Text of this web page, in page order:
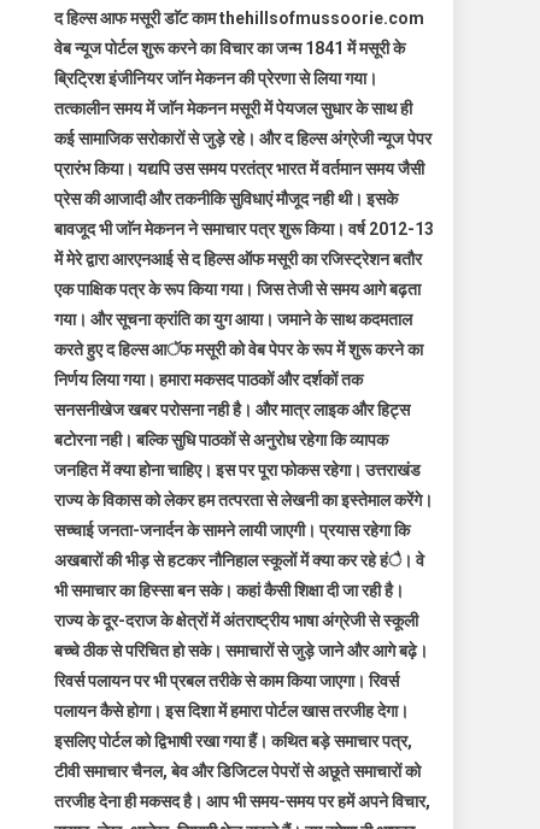
द हिल्स आफ मसूरी डाॅट काम thehillsofmussoorie.com
वेब न्यूज पोर्टल शुरू करने का विचार का जन्म 1841 में मसूरी के
ब्रिट्रिश इंजीनियर जाॅन मेकनन की प्रेरणा से लिया गया।
तत्कालीन समय में जाॅन मेकनन मसूरी में पेयजल सुधार के साथ ही
कई सामाजिक सरोकारों से जुड़े रहे। और द हिल्स अंग्रेजी न्यूज पेपर
प्रारंभ किया। यद्यपि उस समय परतंत्र भारत में वर्तमान समय जैसी
प्रेस की आजादी और तकनीकि सुविधाएं मौजूद नही थी। इसके
बावजूद भी जाॅन मेकनन ने समाचार पत्र शुरू किया। वर्ष 2012-13
में मेरे द्वारा आरएनआई से द हिल्स ऑफ मसूरी का रजिस्ट्रेशन बतौर
एक पाक्षिक पत्र के रूप किया गया। जिस तेजी से समय आगे बढ़ता
गया। और सूचना क्रांति का युग आया। जमाने के साथ कदमताल
करते हुए द हिल्स आॅफ मसूरी को वेब पेपर के रूप में शुरू करने का
निर्णय लिया गया। हमारा मकसद पाठकों और दर्शकों तक
सनसनीखेज खबर परोसना नही है। और मात्र लाइक और हिट्स
बटोरना नही। बल्कि सुधि पाठकों से अनुरोध रहेगा कि व्यापक
जनहित में क्या होना चाहिए। इस पर पूरा फोकस रहेगा। उत्तराखंड
राज्य के विकास को लेकर हम तत्परता से लेखनी का इस्तेमाल करेंगे।
सच्चाई जनता-जनार्दन के सामने लायी जाएगी। प्रयास रहेगा कि
अखबारों की भीड़ से हटकर नौनिहाल स्कूलों में क्या कर रहे हंै। वे
भी समाचार का हिस्सा बन सके। कहां कैसी शिक्षा दी जा रही है।
राज्य के दूर-दराज के क्षेत्रों में अंतराष्ट्रीय भाषा अंग्रेजी से स्कूली
बच्चे ठीक से परिचित हो सके। समाचारों से जुड़े जाने और आगे बढ़े।
रिवर्स पलायन पर भी प्रबल तरीके से काम किया जाएगा। रिवर्स
पलायन कैसे होगा। इस दिशा में हमारा पोर्टल खास तरजीह देगा।
इसलिए पोर्टल को द्विभाषी रखा गया हैं। कथित बड़े समाचार पत्र,
टीवी समाचार चैनल, बेव और डिजिटल पेपरों से अछूते समाचारों को
तरजीह देना ही मकसद है। आप भी समय-समय पर हमें अपने विचार,